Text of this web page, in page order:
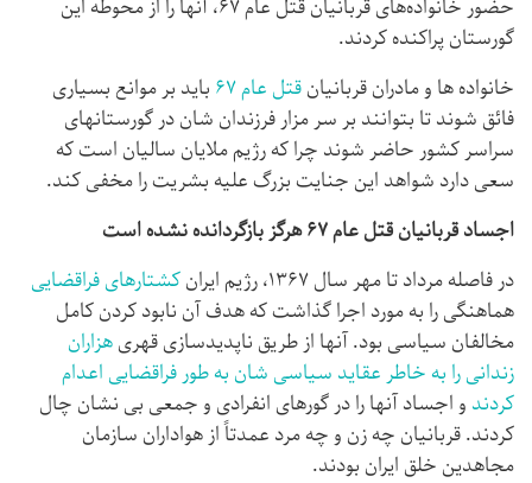
حضور خانواده‌های قربانیان قتل عام ۶۷، آنها را از محوطه این
گورستان پراکنده کردند.
خانواده ها و مادران قربانیانقتل عام ۶۷
باید بر موانع بسیاری
فائق شوند تا بتوانند بر سر مزار فرزندان شان در گورستانهای
سراسر کشور حاضر شوند چرا که رژیم ملایان سالیان است که
سعی دارد شواهد این جنایت بزرگ علیه بشریت را مخفی کند.
اجساد قربانیان قتل عام ۶۷ هرگز بازگردانده نشده است
در فاصله مرداد تا مهر سال ۱۳۶۷، رژیم ایران
کشتارهای فراقضایی
هماهنگی را به مورد اجرا گذاشت که هدف آن نابود کردن کامل
مخالفان سیاسی بود. آنها از طریق ناپدیدسازی قهریهزاران
زندانی را به خاطر عقاید سیاسی شان به طور فراقضایی اعدام
کردند و اجساد آنها را در گورهای انفرادی و جمعی بی نشان چال
کردند. قربانیان چه زن و چه مرد عمدتاً از هواداران سازمان
مجاهدین خلق ایران بودند.